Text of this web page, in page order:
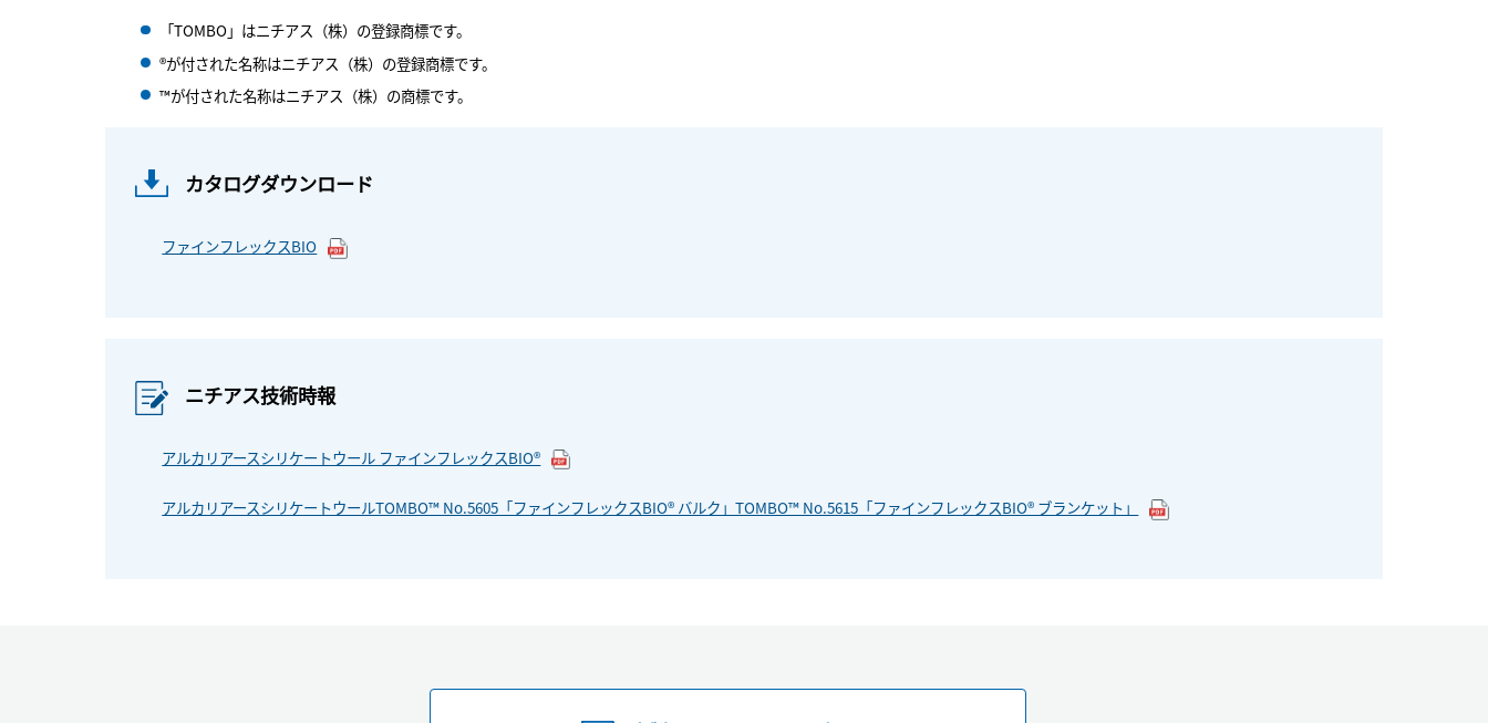
「TOMBO」はニチアス（株）の登録商標です。
®が付された名称はニチアス（株）の登録商標です。
™が付された名称はニチアス（株）の商標です。
カタログダウンロード
ファインフレックスBIO
ニチアス技術時報
アルカリアースシリケートウール ファインフレックスBIO®
アルカリアースシリケートウールTOMBO™ No.5605「ファインフレックスBIO® バルク」TOMBO™ No.5615「ファインフレックスBIO® ブランケット」